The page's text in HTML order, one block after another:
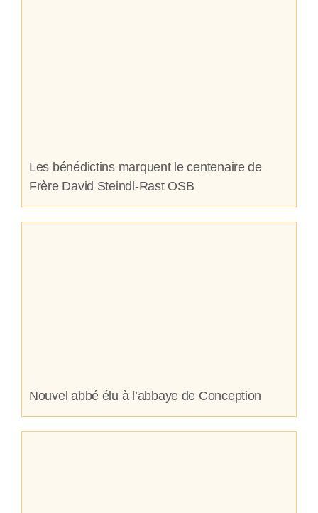
Les bénédictins marquent le centenaire de
Frère David Steindl-Rast OSB
Nouvel abbé élu à l’abbaye de Conception